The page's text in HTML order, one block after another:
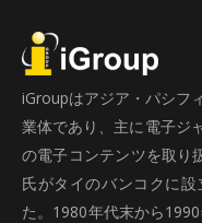
iGroupはアジア・パシフ
業体であり、主に電子ジ
の電子コンテンツを取り
氏がタイのバンコクに
た。1980年代末から